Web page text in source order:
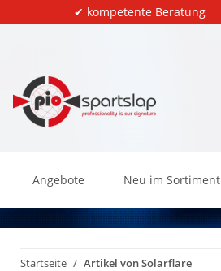
✔ kompetente Beratung
Angebote Neu im Sortiment
Startseite Artikel von Solarflare